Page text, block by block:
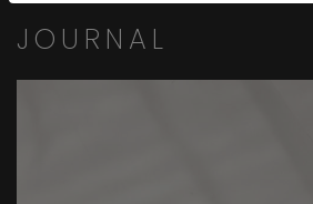
着る人の快適性にフォーカスして、さま
ラードコレクション。ビジネスからカジ
で活用できるアイテムを展開。
JOURNAL